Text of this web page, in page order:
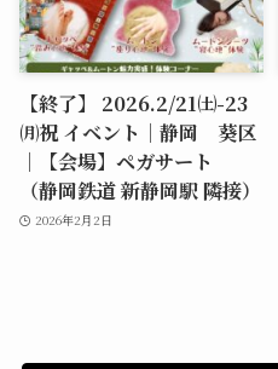
【終了】 2026.2/21㈯-23
㈪祝 イベント｜静岡 葵区
｜【会場】ペガサート
（静岡鉄道 新静岡駅 隣接）
2026年2月2日